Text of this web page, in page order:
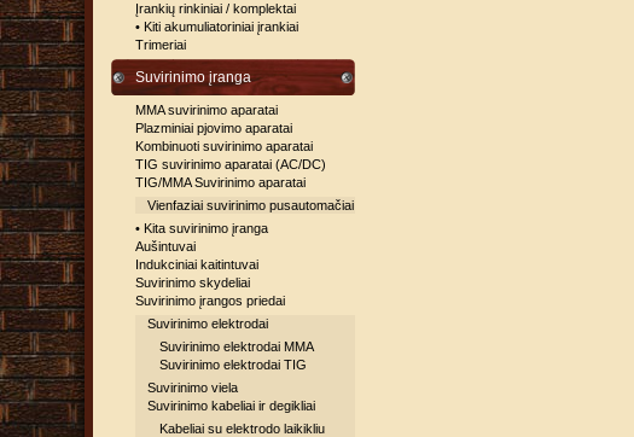
Įrankių rinkiniai / komplektai
• Kiti akumuliatoriniai įrankiai
Trimeriai
Suvirinimo įranga
MMA suvirinimo aparatai
Plazminiai pjovimo aparatai
Kombinuoti suvirinimo aparatai
TIG suvirinimo aparatai (AC/DC)
TIG/MMA Suvirinimo aparatai
Vienfaziai suvirinimo pusautomačiai
• Kita suvirinimo įranga
Aušintuvai
Indukciniai kaitintuvai
Suvirinimo skydeliai
Suvirinimo įrangos priedai
Suvirinimo elektrodai
Suvirinimo elektrodai MMA
Suvirinimo elektrodai TIG
Suvirinimo viela
Suvirinimo kabeliai ir degikliai
Kabeliai su elektrodo laikikliu